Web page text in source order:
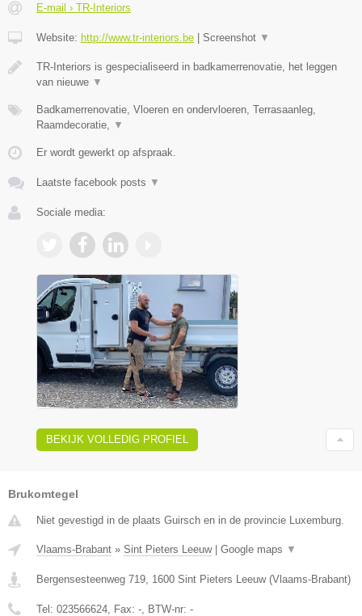
E-mail › TR-Interiors
Website: http://www.tr-interiors.be Screenshot ▼
TR-Interiors is gespecialiseerd in badkamerrenovatie, het leggen
van nieuwe ▼
Badkamerrenovatie, Vloeren en ondervloeren, Terrasaanleg,
Raamdecoratie,
▼
Er wordt gewerkt op afspraak.
Laatste facebook posts ▼
Sociale media:
BEKIJK VOLLEDIG PROFIEL
Brukomtegel
Niet gevestigd in de plaats Guirsch en in de provincie Luxemburg.
Vlaams-Brabant » Sint Pieters Leeuw| Google maps ▼
Bergensesteenweg 719 1600 Sint Pieters Leeuw(Vlaams-Brabant)
Tel: 023566624 , Fax: - , BTW-nr: -